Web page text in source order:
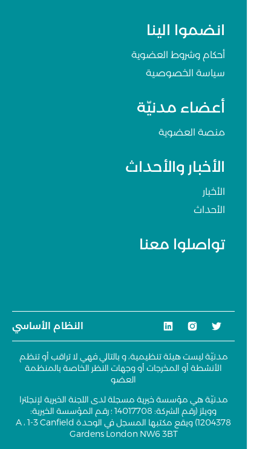
انضموا الينا
أحكام وشروط العضوية
سياسة الخصوصية
أعضاء مدنيّة
منصة العضوية
الأخبار والأحداث
الأخبار
الأحداث
تواصلوا معنا
النظام الأساسي
مدنيّة ليست هيئة تنظيمية، و بالتالي فهي لا تراقب أو تنظم
الأنشطة أو المخرجات أو وجهات النظر الخاصة بالمنظمة
العضو
مدنيّة هي مؤسسة خيرية مسجلة لدى اللجنة الخيرية لإنجلترا
وويلز (رقم الشركة: 14017708 ؛ رقم المؤسسة الخيرية:
1204378) ويقع مكتبها المسجل في الوحدة A ، 1-3 Canfield
Gardens London NW6 3BT